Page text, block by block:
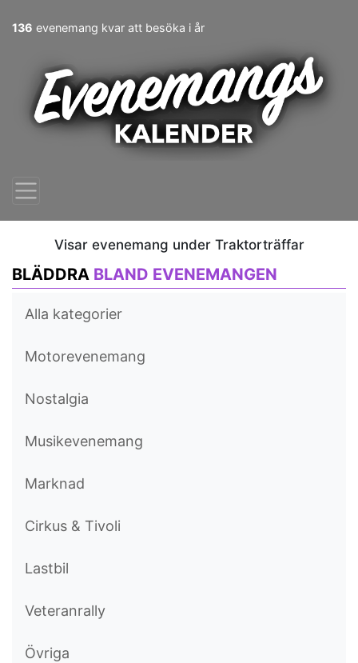
136 evenemang kvar att besöka i år
Visar evenemang under Traktorträffar
BLÄDDRA BLAND EVENEMANGEN
Alla kategorier
Motorevenemang
Nostalgia
Musikevenemang
Marknad
Cirkus & Tivoli
Lastbil
Veteranrally
Övriga